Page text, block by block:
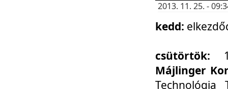
2013. 11. 25. -
kedd:
csütörtök:
Májlinger
Technológia